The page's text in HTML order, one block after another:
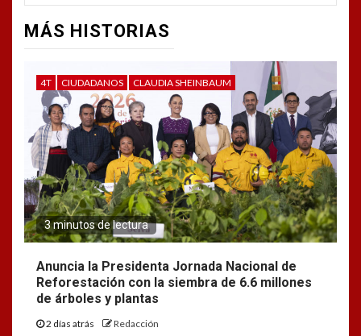
MÁS HISTORIAS
4T CIUDADANOS CLAUDIA SHEINBAUM
3 minutos de lectura
Anuncia la Presidenta Jornada Nacional de
Reforestación con la siembra de 6.6 millones
de árboles y plantas
2 días atrás Redacción